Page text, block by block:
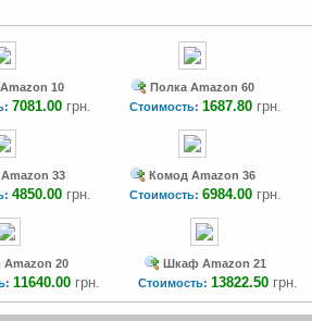
10
7081.00 грн.
Полка Amazon 60
Стоимость: 1687.80 грн.
33
4850.00 грн.
Комод Amazon 36
Стоимость: 6984.00 грн.
20
11640.00 грн.
Шкаф Amazon 21
Стоимость: 13822.50 грн.